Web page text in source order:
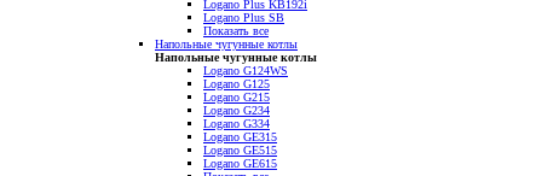
Logano Plus KB192i
Logano Plus SB
Показать все
Напольные чугунные котлы
Напольные чугунные котлы
Logano G124WS
Logano G125
Logano G215
Logano G234
Logano G334
Logano GE315
Logano GE515
Logano GE615